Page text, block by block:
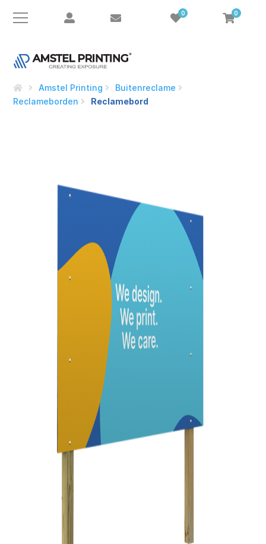
0 0
Amstel Printing
Buitenreclame
Reclameborden
Reclamebord